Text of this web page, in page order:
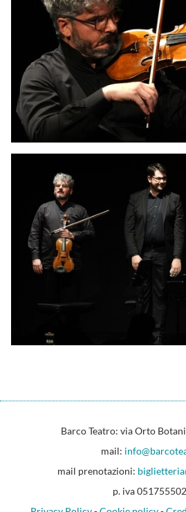
Barco Teatro: via Orto
mail:
mail prenotazioni:
p. iva